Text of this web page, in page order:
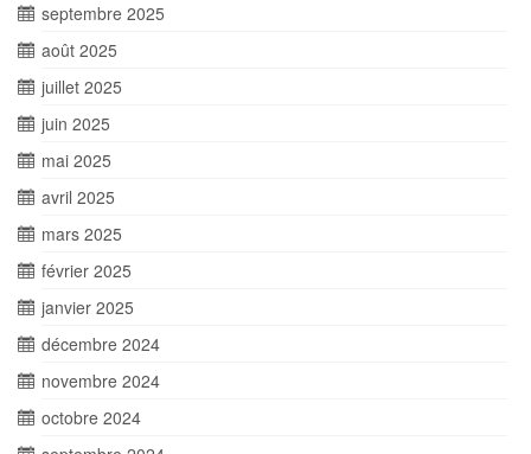
septembre 2025
août 2025
juillet 2025
juin 2025
mai 2025
avril 2025
mars 2025
février 2025
janvier 2025
décembre 2024
novembre 2024
octobre 2024